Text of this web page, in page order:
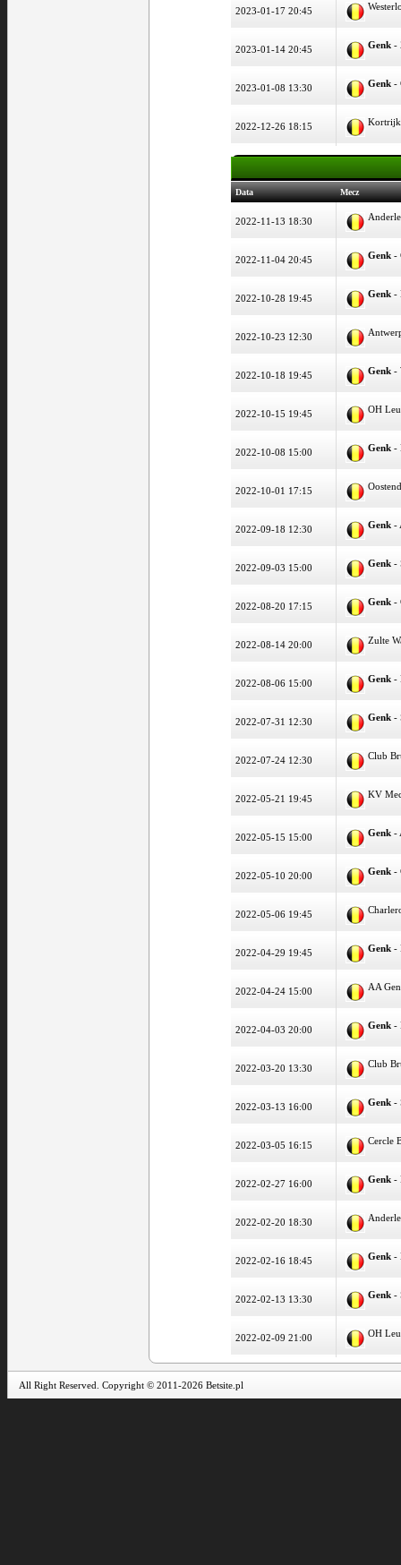
2023-01-17 20:45
2023-01-14 20:45 Genk -
2023-01-08 13:30 Genk -
2022-12-26 18:15
Data Mecz
2022-11-13 18:30
2022-11-04 20:45 Genk -
2022-10-28 19:45 Genk -
2022-10-23 12:30
2022-10-18 19:45 Genk -
2022-10-15 19:45 OH
2022-10-08 15:00 Genk -
2022-10-01 17:15
2022-09-18 12:30 Genk -
2022-09-03 15:00 Genk -
2022-08-20 17:15 Genk -
2022-08-14 20:00 Zulte
2022-08-06 15:00 Genk -
2022-07-31 12:30 Genk -
2022-07-24 12:30 Club
2022-05-21 19:45 KV
2022-05-15 15:00 Genk -
2022-05-10 20:00 Genk -
2022-05-06 19:45
2022-04-29 19:45 Genk -
2022-04-24 15:00 AA
2022-04-03 20:00 Genk -
2022-03-20 13:30 Club
2022-03-13 16:00 Genk -
2022-03-05 16:15 Cercle
2022-02-27 16:00 Genk -
2022-02-20 18:30
2022-02-16 18:45 Genk -
2022-02-13 13:30 Genk -
2022-02-09 21:00 OH
All Right Reserved. Copyright © 2011-2026 Betsite.pl